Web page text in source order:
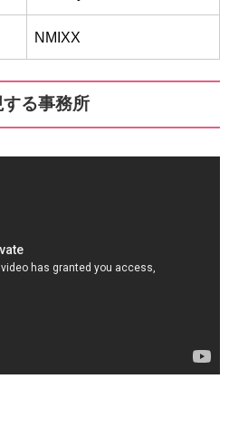
NMIXX
る事務所